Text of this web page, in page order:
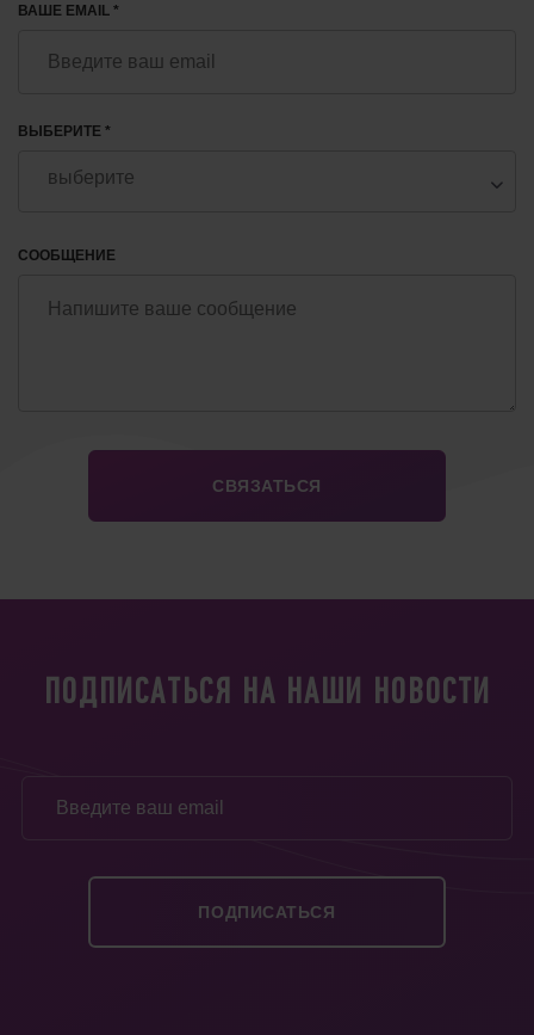
ВАШЕ EMAIL *
ВЫБЕРИТЕ *
СООБЩЕНИЕ
ПОДПИСАТЬСЯ НА НАШИ НОВОСТИ